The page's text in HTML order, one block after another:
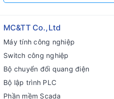
MC&TT Co.,Ltd
Máy tính công nghiệp
Switch công nghiệp
Bộ chuyển đổi quang điện
Bộ lập trình PLC
Phần mềm Scada